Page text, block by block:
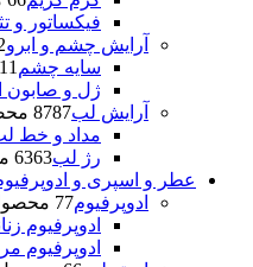
فیکساتور و
آرایش چشم و ابرو2
سایه چشم
1 1 محصولات
ژل و صابون
آرایش لب
8787 محصول
مداد و خط
رژ لب
6363 محصول
عطر و اسپری و
ادوپرفیوم 77 محصول
ادوپرفیوم
ادوپرفیوم